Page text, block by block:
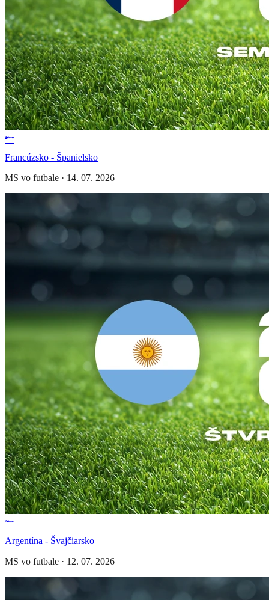
Francúzsko - Španielsko
MS vo futbale · 14. 07. 2026
Argentína - Švajčiarsko
MS vo futbale · 12. 07. 2026